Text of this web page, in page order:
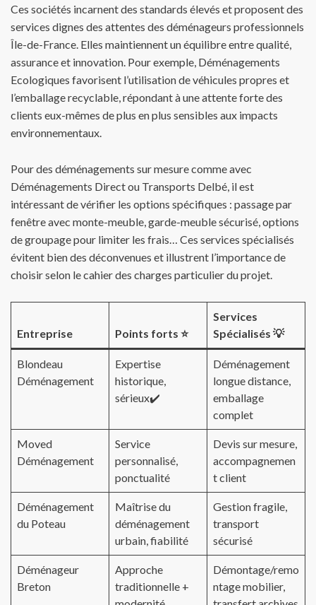
Ces sociétés incarnent des standards élevés et proposent des
services dignes des attentes des déménageurs professionnels
Île-de-France. Elles maintiennent un équilibre entre qualité,
assurance et innovation. Pour exemple, Déménagements
Ecologiques favorisent l’utilisation de véhicules propres et
l’emballage recyclable, répondant à une attente forte des
clients eux-mêmes de plus en plus sensibles aux impacts
environnementaux.
Pour des déménagements sur mesure comme avec
Déménagements Direct ou Transports Delbé, il est
intéressant de vérifier les options spécifiques : passage par
fenêtre avec monte-meuble, garde-meuble sécurisé, options
de groupage pour limiter les frais… Ces services spécialisés
évitent bien des déconvenues et illustrent l’importance de
choisir selon le cahier des charges particulier du projet.
Entreprise Points forts ⭐
Services
Spécialisés 💡
Blondeau
Déménagement
Expertise
historique,
sérieux✔️
Déménagement
longue distance,
emballage
complet
Moved
Déménagement
Service
personnalisé,
ponctualité
Devis sur mesure,
accompagnemen
t client
Déménagement
du Poteau
Maîtrise du
déménagement
urbain, fiabilité
Gestion fragile,
transport
sécurisé
Déménageur
Breton
Approche
traditionnelle +
Démontage/remo
ntage mobilier,